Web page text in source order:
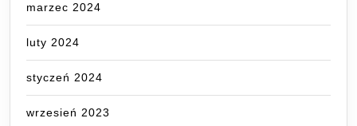
marzec 2024
luty 2024
styczeń 2024
wrzesień 2023